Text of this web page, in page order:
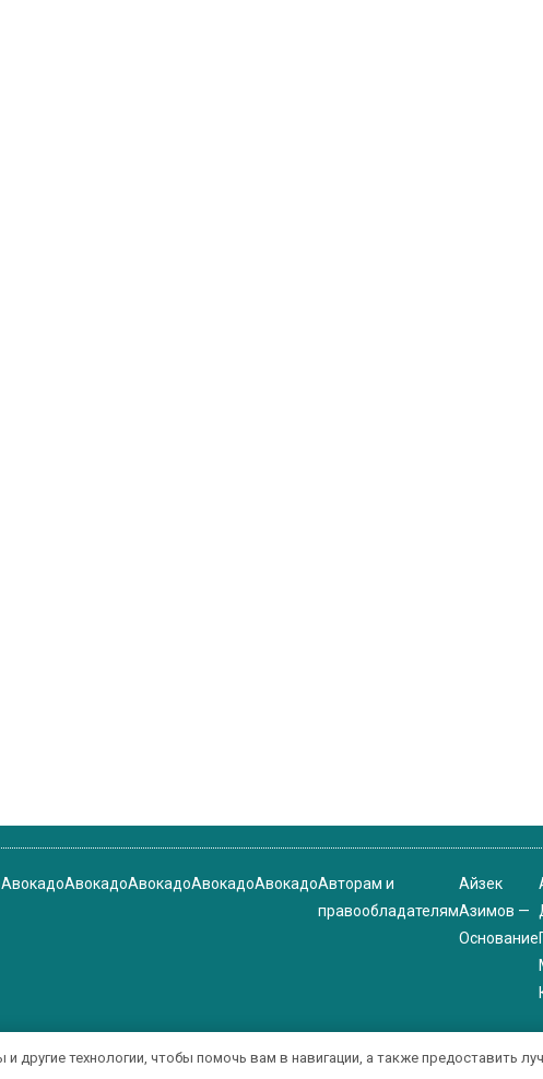
АвокадоАвокадоАвокадоАвокадоАвокадоАвторам и
правообладателям
Айзек
Азимов —
Основание
и другие технологии, чтобы помочь вам в навигации, а также предоставить